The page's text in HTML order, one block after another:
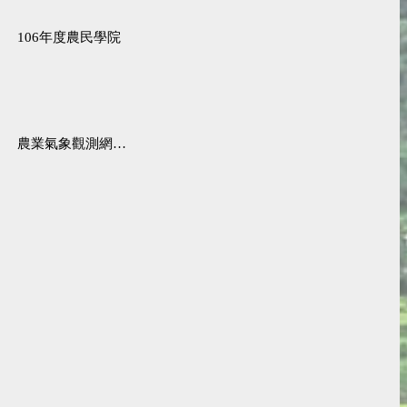
106年度農民學院
農業氣象觀測網監測系統